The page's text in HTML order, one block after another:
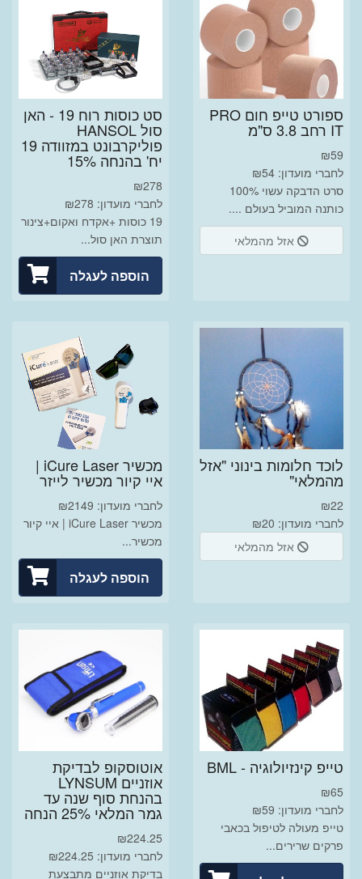
ספורט טייפ חום PRO
IT רחב 3.8 ס"מ
₪59
לחברי מועדון: ₪54
סרט הדבקה עשוי 100%
כותנה המוביל בעולם ....
אזל מהמלאי
סט כוסות רוח 19 - האן
סול HANSOL
פוליקרבונט במזוודה 19
יח' בהנחה 15%
₪278
לחברי מועדון: ₪278
19 כוסות +אקדח ואקום+צינור
תוצרת האן סול...
הוספה לעגלה
לוכד חלומות בינוני "אזל
מהמלאי"
₪22
לחברי מועדון: ₪20
אזל מהמלאי
מכשיר iCure Laser |
איי קיור מכשיר לייזר
לחברי מועדון: ₪2149
מכשיר iCure Laser | איי קיור
מכשיר...
הוספה לעגלה
טייפ קינזיולוגיה - BML
₪65
לחברי מועדון: ₪59
טייפ מעולה לטיפול בכאבי
פרקים שרירים...
אוטוסקופ לבדיקת
אוזניים LYNSUM
בהנחת סוף שנה עד
גמר המלאי 25% הנחה
₪224.25
לחברי מועדון: ₪224.25
בדיקת אוזניים מתבצעת